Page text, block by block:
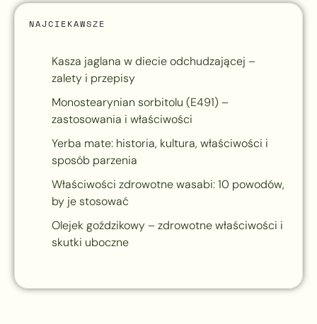
NAJCIEKAWSZE
Kasza jaglana w diecie odchudzającej –
zalety i przepisy
Monostearynian sorbitolu (E491) –
zastosowania i właściwości
Yerba mate: historia, kultura, właściwości i
sposób parzenia
Właściwości zdrowotne wasabi: 10 powodów,
by je stosować
Olejek goździkowy – zdrowotne właściwości i
skutki uboczne